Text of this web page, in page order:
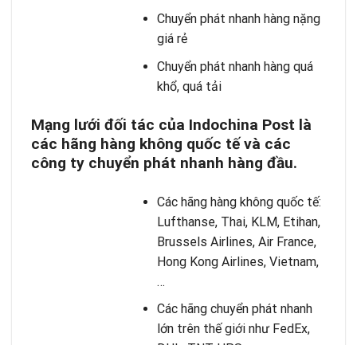
Chuyển phát nhanh hàng nặng
giá rẻ
Chuyển phát nhanh hàng quá
khổ, quá tải
Mạng lưới đối tác của Indochina Post là
các hãng hàng không quốc tế và các
công ty chuyển phát nhanh hàng đầu.
Các hãng hàng không quốc tế:
Lufthanse, Thai, KLM, Etihan,
Brussels Airlines, Air France,
Hong Kong Airlines, Vietnam,
…
Các hãng chuyển phát nhanh
lớn trên thế giới như FedEx,